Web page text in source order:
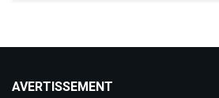
AVERTISSEMENT